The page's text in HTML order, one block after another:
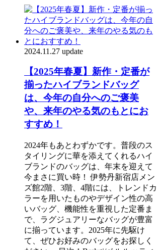
2024.11.27 update
【2025年春夏】新作・定番が
揃ったハイブランドバッグ
は、今年の自分へのご褒美
や、来年のやる気のもとにお
すすめ！
2024年もあとわずかです。普段のス
タイリングに華を添えてくれるハイ
ブランドのバッグは、年末を迎えて
今まさに買い時！ 伊勢丹新宿店メン
ズ館2階、3階、4階には、トレンドカ
ラーを用いたものやデザイン性の高
いバッグ、機能性を重視した定番ま
で、ラグジュアリーなバッグが豊富
に揃っています。2025年に先駆け
て、ぜひお好みのバッグをお探しく